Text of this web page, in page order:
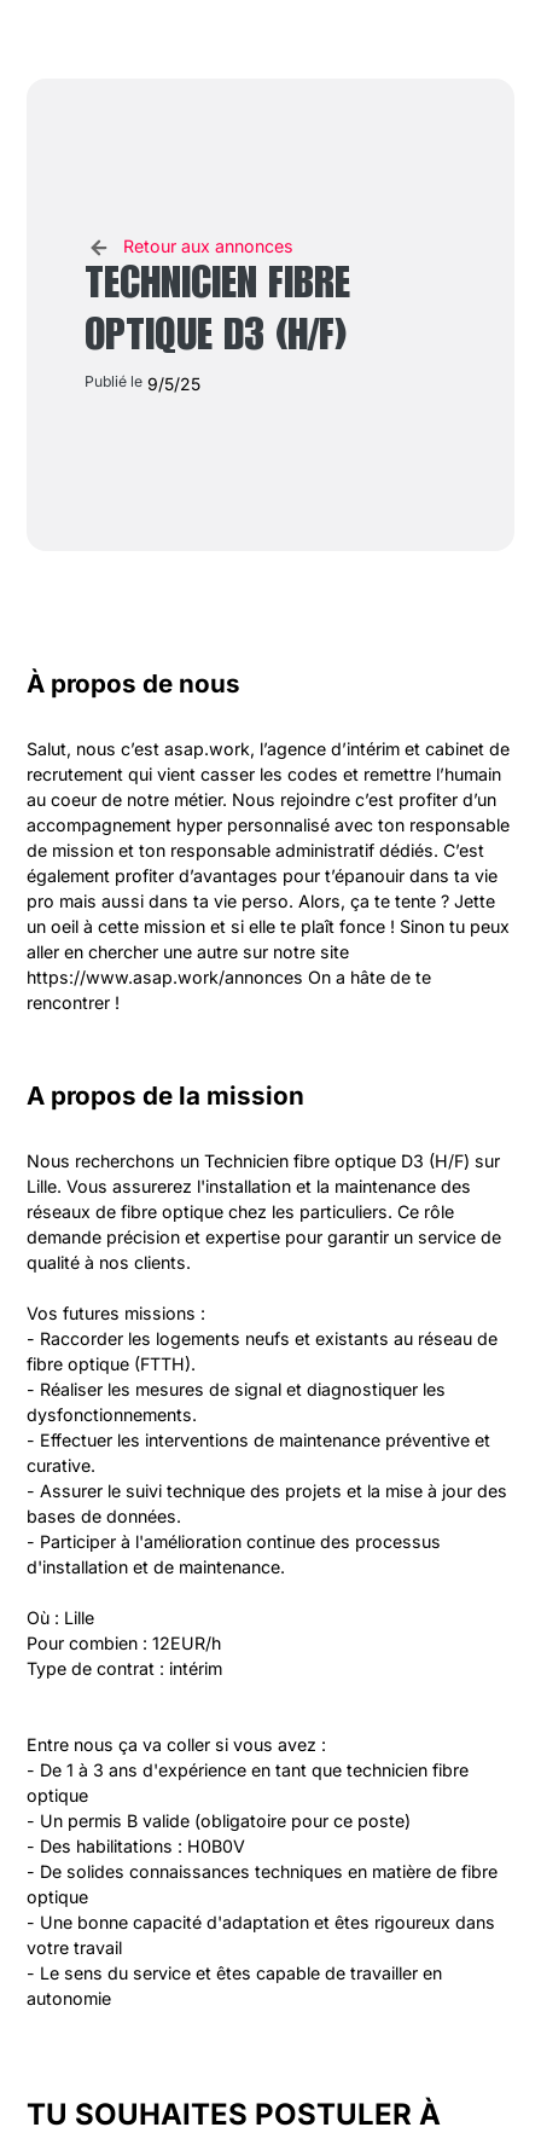
Retour aux annonces
TECHNICIEN FIBRE
OPTIQUE D3 (H/F)
Publié le 9/5/25
À propos de nous
Salut, nous c’est asap.work, l’agence d’intérim et cabinet de
recrutement qui vient casser les codes et remettre l’humain
au coeur de notre métier. Nous rejoindre c’est profiter d’un
accompagnement hyper personnalisé avec ton responsable
de mission et ton responsable administratif dédiés. C’est
également profiter d’avantages pour t’épanouir dans ta vie
pro mais aussi dans ta vie perso. Alors, ça te tente ? Jette
un oeil à cette mission et si elle te plaît fonce ! Sinon tu peux
aller en chercher une autre sur notre site
https://www.asap.work/annonces On a hâte de te
rencontrer !
A propos de la mission
Nous recherchons un Technicien fibre optique D3 (H/F) sur
Lille. Vous assurerez l'installation et la maintenance des
réseaux de fibre optique chez les particuliers. Ce rôle
demande précision et expertise pour garantir un service de
qualité à nos clients.
Vos futures missions :
- Raccorder les logements neufs et existants au réseau de
fibre optique (FTTH).
- Réaliser les mesures de signal et diagnostiquer les
dysfonctionnements.
- Effectuer les interventions de maintenance préventive et
curative.
- Assurer le suivi technique des projets et la mise à jour des
bases de données.
- Participer à l'amélioration continue des processus
d'installation et de maintenance.
Où : Lille
Pour combien : 12EUR/h
Type de contrat : intérim
Entre nous ça va coller si vous avez :
- De 1 à 3 ans d'expérience en tant que technicien fibre
optique
- Un permis B valide (obligatoire pour ce poste)
- Des habilitations : H0B0V
- De solides connaissances techniques en matière de fibre
optique
- Une bonne capacité d'adaptation et êtes rigoureux dans
votre travail
- Le sens du service et êtes capable de travailler en
autonomie
TU SOUHAITES POSTULER À